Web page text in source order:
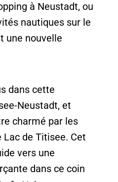
à Neustadt, ou
nautiques sur le
une nouvelle
dans cette
Neustadt, et
charmé par les
Lac de Titisee. Cet
vers une
dans ce coin